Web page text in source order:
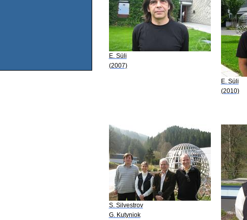
E. Süli
(2007)
E. Süli
(2010)
S. Silvestrov
G. Kutyniok